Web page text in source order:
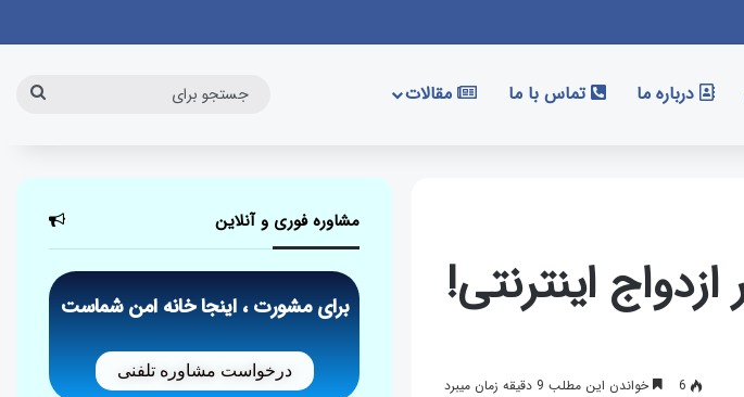
درباره ما تماس با ما مقالات
6 خواندن این مطلب 9 دقیقه زمان میبرد
مشاوره فوری و آنلاین
برای مشورت ، اینجا خانه امن شماست
درخواست مشاوره تلفنی